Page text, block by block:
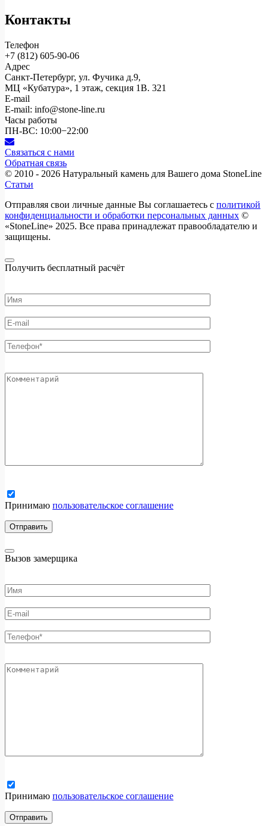
Контакты
Телефон
+7 (812) 605-90-06
Адрес
Санкт-Петербург, ул. Фучика д.9,
МЦ «Кубатура», 1 этаж, секция 1В. 321
E-mail
E-mail: info@stone-line.ru
Часы работы
ПН-ВС: 10:00−22:00
Связаться с нами
Обратная связь
© 2010 - 2026 Натуральный камень для Вашего дома StoneLine
Статьи
Отправляя свои личные данные Вы соглашаетесь с политикой
конфиденциальности и обработки персональных данных ©
«StoneLine» 2025. Все права принадлежат правообладателю и
защищены.
Получить бесплатный расчёт
Принимаю пользовательское соглашение
Вызов замерщика
Принимаю пользовательское соглашение